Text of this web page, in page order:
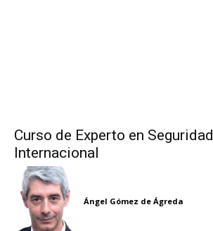
Curso de Experto en Seguridad
Internacional
Ángel Gómez de Ágreda